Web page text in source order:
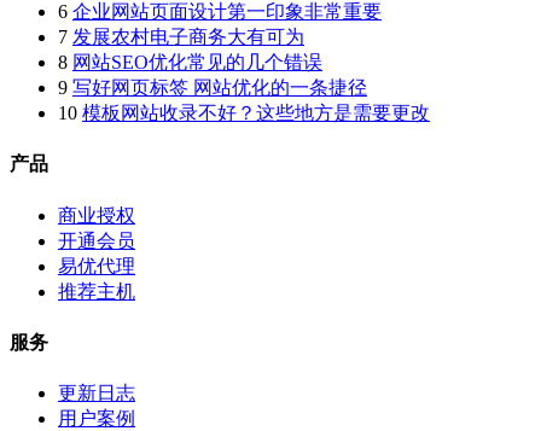
6 企业网站页面设计第一印象非常重要
7 发展农村电子商务大有可为
8 网站SEO优化常见的几个错误
9 写好网页标签 网站优化的一条捷径
10 模板网站收录不好？这些地方是需要更改
产品
商业授权
开通会员
易优代理
推荐主机
服务
更新日志
用户案例